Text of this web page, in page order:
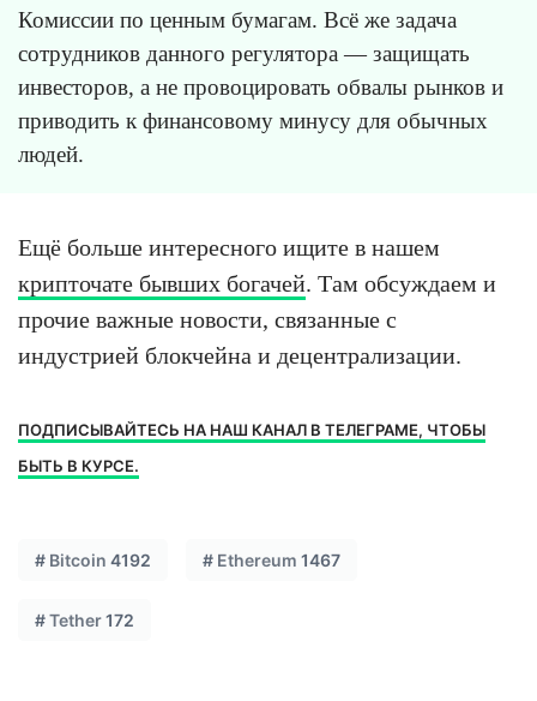
Комиссии по ценным бумагам. Всё же задача
сотрудников данного регулятора — защищать
инвесторов, а не провоцировать обвалы рынков и
приводить к финансовому минусу для обычных
людей.
Ещё больше интересного ищите в нашем
крипточате бывших богачей. Там обсуждаем и
прочие важные новости, связанные с
индустрией блокчейна и децентрализации.
ПОДПИСЫВАЙТЕСЬ НА НАШ КАНАЛ В ТЕЛЕГРАМЕ, ЧТОБЫ
БЫТЬ В КУРСЕ.
# Bitcoin 4192 # Ethereum 1467
#Tether172